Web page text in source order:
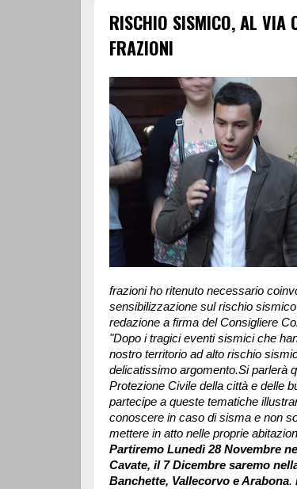
RISCHIO SISMICO, AL VIA
FRAZIONI
frazioni ho ritenuto necessario
sensibilizzazione sul rischio
redazione a firma del Consigliere
"Dopo i tragici eventi sismici che
nostro territorio ad alto rischio
delicatissimo argomento.Si parlerà
Protezione Civile della città e delle
partecipe a queste tematiche
conoscere in caso di sisma e non
mettere in atto nelle proprie
Partiremo Lunedì 28 Novembre
Cavate, il 7 Dicembre saremo
Banchette, Vallecorvo e Arabona.